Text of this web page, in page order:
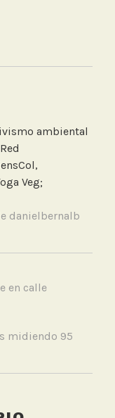
ambiental
Veg;
danielbernalb
en calle
midiendo 95